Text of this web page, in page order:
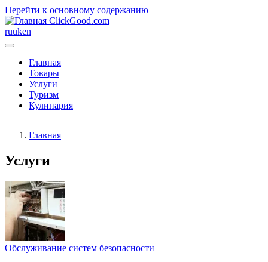
Перейти к основному содержанию
ClickGood.com
ruuken
Главная
Товары
Услуги
Туризм
Кулинария
Главная
Услуги
Обслуживание систем безопасности